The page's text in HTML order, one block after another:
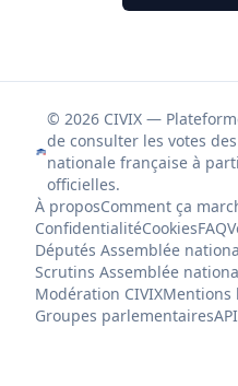
© 2026 CIVIX —
de consulter les votes
nationale française à
officielles.
À proposComment ça
ConfidentialitéCookiesFAQ
Députés Assemblée
Scrutins Assemblée
Modération CIVIXMentions
Groupes parlementairesAPI